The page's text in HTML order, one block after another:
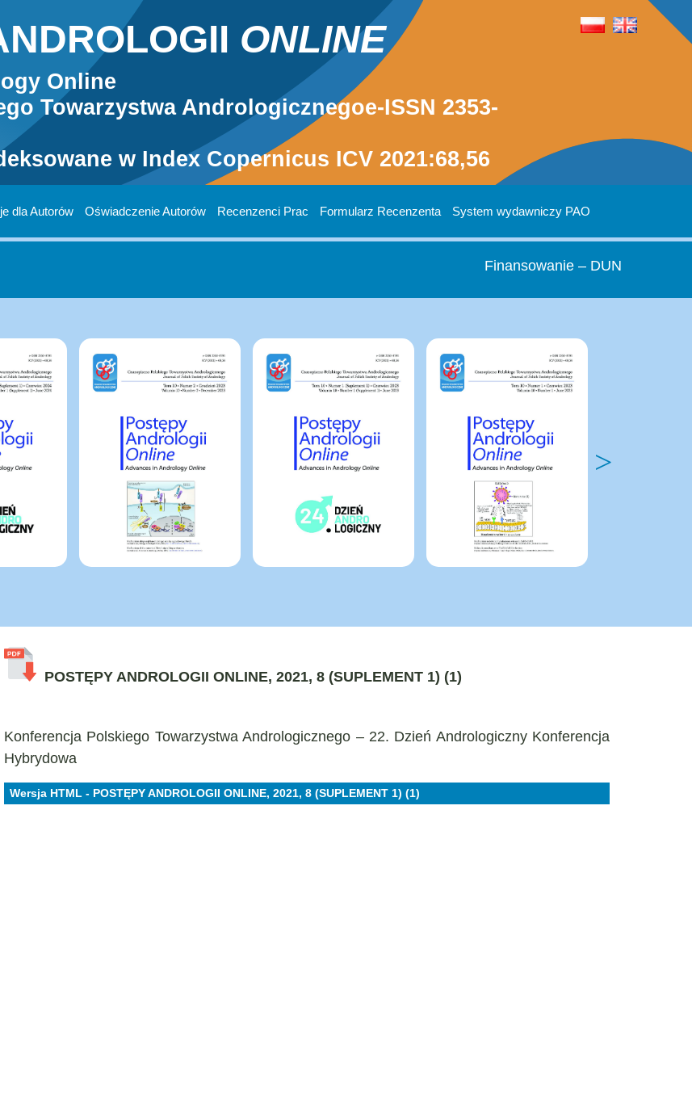
ONLINE
Online
Towarzystwa Andrologicznegoe-ISSN 2353-
w Index Copernicus ICV 2021:68,56
dla Autorów Oświadczenie Autorów Recenzenci Prac Formularz Recenzenta System wydawniczy PAO
Finansowanie – DUN
POSTĘPY ANDROLOGII ONLINE, 2021, 8 (SUPLEMENT 1) (1)
Konferencja Polskiego Towarzystwa Andrologicznego – 22. Dzień Andrologiczny Konferencja
Hybrydowa
Wersja HTML - POSTĘPY ANDROLOGII ONLINE, 2021, 8 (SUPLEMENT 1) (1)